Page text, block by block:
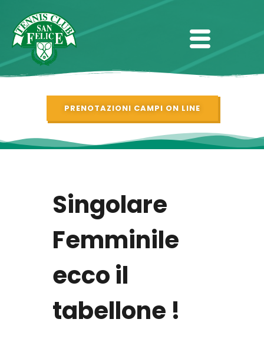
PRENOTAZIONI CAMPI ON LINE
Singolare
Femminile
ecco il
tabellone !